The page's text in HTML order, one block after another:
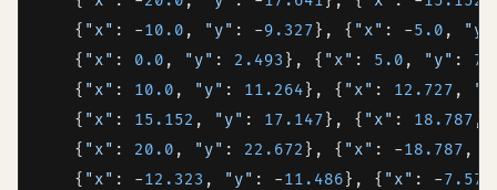
    {
"x" : -10.0 , "y" : -9.327}, { "x" : -5.0 , "y"
    {
"x" : 0.0 , "y" : 2.493 }, { "x" : 5.0 , "y" :
    {
"x" : 10.0 , "y" : 11.264}, { "x" : 12.727 ,
    {
"x" : 15.152 , "y" : 17.147}, { "x" : 18.787 ,
    {
"x" : 20.0 , "y" : 22.672 }, { "x" : -18.787 ,
    {
"x" : -12.323 , "y" : -11.486}, { "x" : -7.576